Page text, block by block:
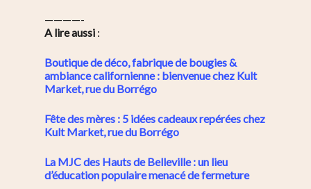
————-
A lire aussi :
Boutique de déco, fabrique de bougies &
ambiance californienne : bienvenue chez Kult
Market, rue du Borrégo
Fête des mères : 5 idées cadeaux repérées chez
Kult Market, rue du Borrégo
La MJC des Hauts de Belleville : un lieu
d’éducation populaire menacé de fermeture